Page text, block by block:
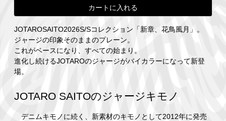
カートに入れる
JOTAROSAITO2026S/Sコレクション「新章、花鳥風月」。
ジャージの印象そのままのプレーン。
これがベースになり、すべての始まり。
進化し続けるJOTAROのジャージがバイカラーになって新登
場。
JOTARO SAITOのジャージキモノ
デニムキモノに続く、新素材のキモノとして2012年に発売